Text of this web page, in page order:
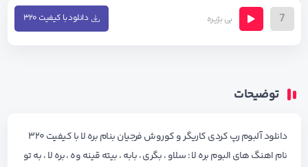
7 بی بژیره دانلود با کیفیت ۳۲۰
توضیحات
دانلود آلبوم رپ کردی کاریگر و کوروش فرجیان بنام بره لا با کیفیت ۳۲۰
نام اهنگ های البوم بره لا : سلاو ، بگری ، بابه ، بیته قینه وه ، بره لا ، به تو